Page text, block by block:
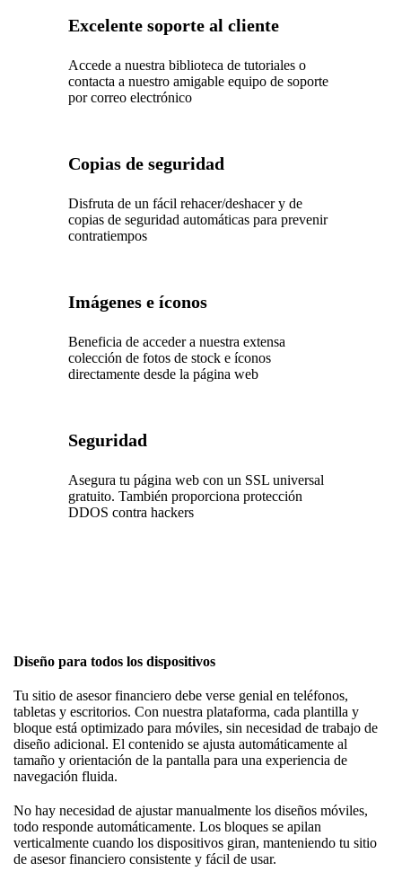
Excelente soporte al cliente
Accede a nuestra biblioteca de tutoriales o
contacta a nuestro amigable equipo de soporte
por correo electrónico
Copias de seguridad
Disfruta de un fácil rehacer/deshacer y de
copias de seguridad automáticas para prevenir
contratiempos
Imágenes e íconos
Beneficia de acceder a nuestra extensa
colección de fotos de stock e íconos
directamente desde la página web
Seguridad
Asegura tu página web con un SSL universal
gratuito. También proporciona protección
DDOS contra hackers
Diseño para todos los dispositivos
Tu sitio de asesor financiero debe verse genial en teléfonos,
tabletas y escritorios. Con nuestra plataforma, cada plantilla y
bloque está optimizado para móviles, sin necesidad de trabajo de
diseño adicional. El contenido se ajusta automáticamente al
tamaño y orientación de la pantalla para una experiencia de
navegación fluida.
No hay necesidad de ajustar manualmente los diseños móviles,
todo responde automáticamente. Los bloques se apilan
verticalmente cuando los dispositivos giran, manteniendo tu sitio
de asesor financiero consistente y fácil de usar.